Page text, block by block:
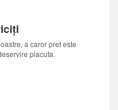
a caror pret este
placuta.